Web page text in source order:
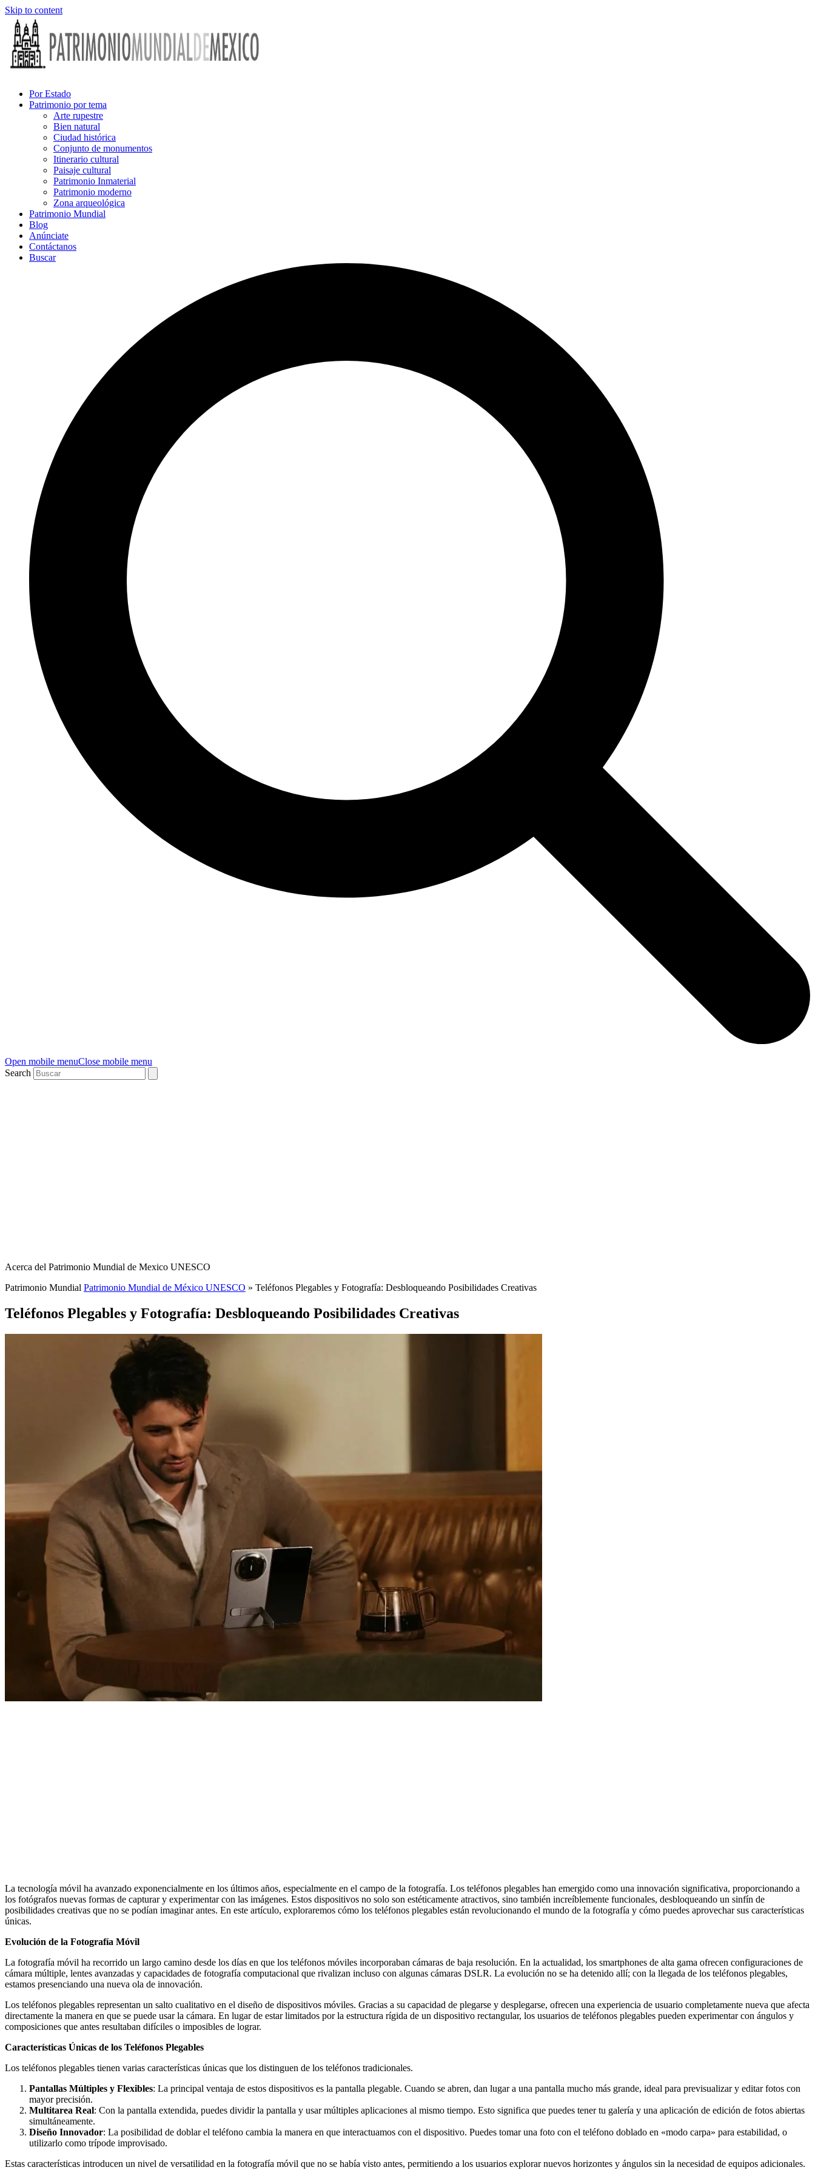
Skip to content
Por Estado
Patrimonio por tema
Arte rupestre
Bien natural
Ciudad histórica
Conjunto de monumentos
Itinerario cultural
Paisaje cultural
Patrimonio Inmaterial
Patrimonio moderno
Zona arqueológica
Patrimonio Mundial
Blog
Anúnciate
Contáctanos
Buscar
Open mobile menuClose mobile menu
Search
Acerca del Patrimonio Mundial de Mexico UNESCO
Patrimonio Mundial Patrimonio Mundial de México UNESCO » Teléfonos Plegables y Fotografía: Desbloqueando Posibilidades Creativas
Teléfonos Plegables y Fotografía: Desbloqueando Posibilidades Creativas
La tecnología móvil ha avanzado exponencialmente en los últimos años, especialmente en el campo de la fotografía. Los teléfonos plegables han emergido como una innovación significativa, proporcionando a
los fotógrafos nuevas formas de capturar y experimentar con las imágenes. Estos dispositivos no solo son estéticamente atractivos, sino también increíblemente funcionales, desbloqueando un sinfín de
posibilidades creativas que no se podían imaginar antes. En este artículo, exploraremos cómo los teléfonos plegables están revolucionando el mundo de la fotografía y cómo puedes aprovechar sus características
únicas.
Evolución de la Fotografía Móvil
La fotografía móvil ha recorrido un largo camino desde los días en que los teléfonos móviles incorporaban cámaras de baja resolución. En la actualidad, los smartphones de alta gama ofrecen configuraciones de
cámara múltiple, lentes avanzadas y capacidades de fotografía computacional que rivalizan incluso con algunas cámaras DSLR. La evolución no se ha detenido allí; con la llegada de los teléfonos plegables,
estamos presenciando una nueva ola de innovación.
Los teléfonos plegables representan un salto cualitativo en el diseño de dispositivos móviles. Gracias a su capacidad de plegarse y desplegarse, ofrecen una experiencia de usuario completamente nueva que afecta
directamente la manera en que se puede usar la cámara. En lugar de estar limitados por la estructura rígida de un dispositivo rectangular, los usuarios de teléfonos plegables pueden experimentar con ángulos y
composiciones que antes resultaban difíciles o imposibles de lograr.
Características Únicas de los Teléfonos Plegables
Los teléfonos plegables tienen varias características únicas que los distinguen de los teléfonos tradicionales.
Pantallas Múltiples y Flexibles: La principal ventaja de estos dispositivos es la pantalla plegable. Cuando se abren, dan lugar a una pantalla mucho más grande, ideal para previsualizar y editar fotos con
mayor precisión.
Multitarea Real: Con la pantalla extendida, puedes dividir la pantalla y usar múltiples aplicaciones al mismo tiempo. Esto significa que puedes tener tu galería y una aplicación de edición de fotos abiertas
simultáneamente.
Diseño Innovador: La posibilidad de doblar el teléfono cambia la manera en que interactuamos con el dispositivo. Puedes tomar una foto con el teléfono doblado en «modo carpa» para estabilidad, o
utilizarlo como trípode improvisado.
Estas características introducen un nivel de versatilidad en la fotografía móvil que no se había visto antes, permitiendo a los usuarios explorar nuevos horizontes y ángulos sin la necesidad de equipos adicionales.